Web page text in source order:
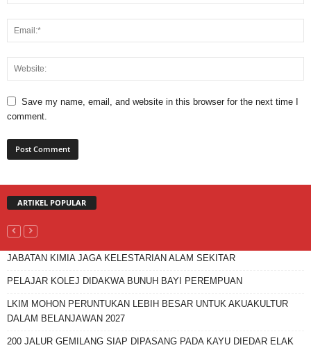
Save my name, email, and website in this browser for the next time I
comment.
ARTIKEL POPULAR
JABATAN KIMIA JAGA KELESTARIAN ALAM SEKITAR
PELAJAR KOLEJ DIDAKWA BUNUH BAYI PEREMPUAN
LKIM MOHON PERUNTUKAN LEBIH BESAR UNTUK AKUAKULTUR
DALAM BELANJAWAN 2027
200 JALUR GEMILANG SIAP DIPASANG PADA KAYU DIEDAR ELAK